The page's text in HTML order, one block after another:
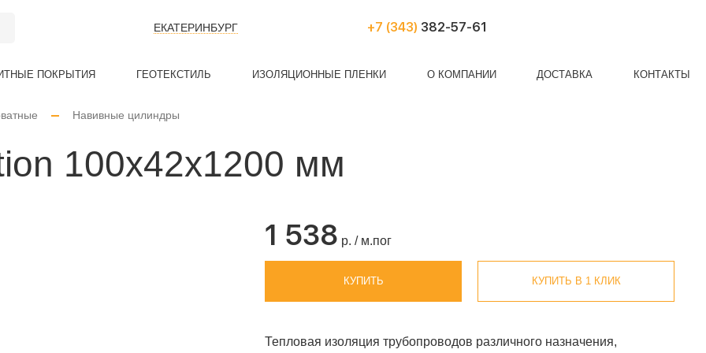
ЕКАТЕРИНБУРГ +7 (343) 382-57-61
БАЗАЛЬТОВЫЙ КАРТОН
ПОКРЫТИЯ
ТКАНЬ БАЗАЛЬТОВАЯ
ГЕОТЕКСТИЛЬ ИЗОЛЯЦИОННЫЕ ПЛЕНКИ
ПЛЁНКА ПОЛИЭТИЛЕНОВАЯ
О КОМПАНИИ ДОСТАВКА КОНТАКТЫ
Навивные цилиндры
100x42x1200 мм
1 538 р. / м.пог
КУПИТЬ КУПИТЬ В 1 КЛИК
Тепловая изоляция трубопроводов различного назначения,